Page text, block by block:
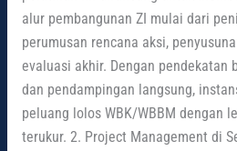
alur pembangunan ZI mulai dari
perumusan rencana aksi,
evaluasi akhir. Dengan pendekatan
dan pendampingan langsung,
peluang lolos WBK/WBBM dengan
terukur. 2. Project Management di